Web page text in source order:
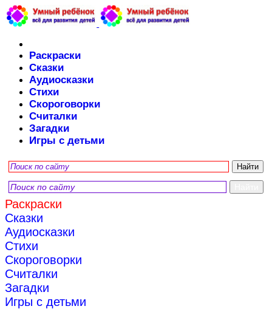
Раскраски
Сказки
Аудиосказки
Стихи
Скороговорки
Считалки
Загадки
Игры с детьми
Раскраски
Сказки
Аудиосказки
Стихи
Скороговорки
Считалки
Загадки
Игры с детьми